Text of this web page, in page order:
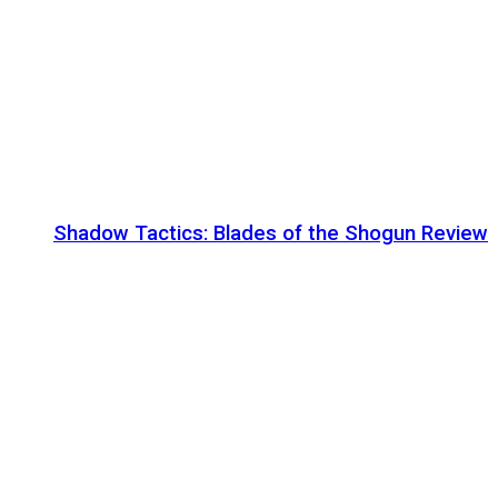
Shadow Tactics: Blades of the Shogun Review